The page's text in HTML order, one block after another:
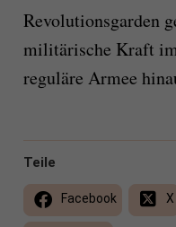
Revolutionsgarden
militärische Kraft
reguläre Armee
Teile
Facebook X